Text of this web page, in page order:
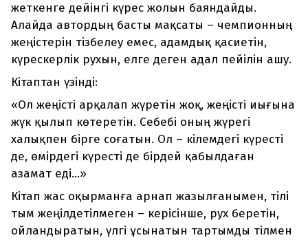
жеткенге дейінгі күрес жолын баяндайды.
Алайда автордың басты мақсаты – чемпионның
жеңістерін тізбелеу емес, адамдық қасиетін,
күрескерлік рухын, елге деген адал пейілін ашу.
Кітаптан үзінді:
«Ол жеңісті арқалап жүретін жоқ, жеңісті иығына
жүк қылып көтеретін. Себебі оның жүрегі
халықпен бірге соғатын. Ол – кілемдегі күресті
де, өмірдегі күресті де бірдей қабылдаған
азамат еді...»
Кітап жас оқырманға арнап жазылғанымен, тілі
тым жеңілдетілмеген – керісінше, рух беретін,
ойландыратын, үлгі ұсынатын тартымды тілмен